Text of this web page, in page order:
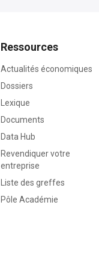
Ressources
Actualités économiques
Dossiers
Lexique
Documents
Data Hub
Revendiquer votre
entreprise
Liste des greffes
Pôle Académie